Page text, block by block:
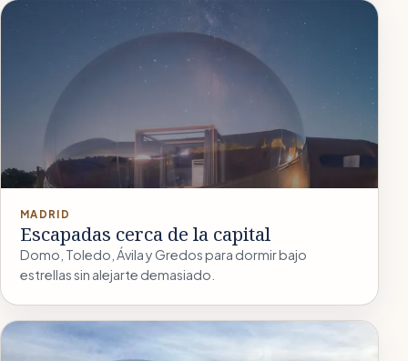
MADRID
Escapadas cerca de la capital
Domo, Toledo, Ávila y Gredos para dormir bajo
estrellas sin alejarte demasiado.